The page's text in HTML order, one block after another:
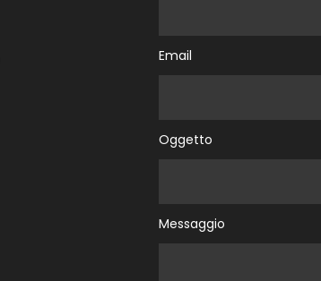
Email
Oggetto
Messaggio